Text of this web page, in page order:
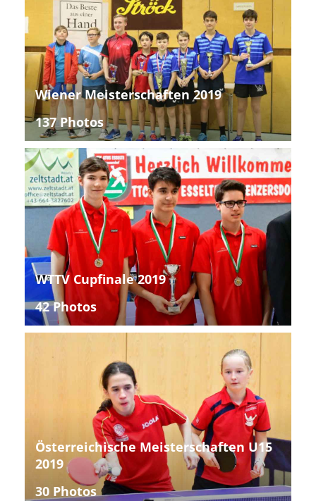
Wiener Meisterschaften 2019
137 Photos
WTTV Cupfinale 2019
42 Photos
Österreichische Meisterschaften U15
2019
30 Photos